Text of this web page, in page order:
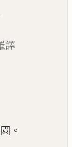
譯
。